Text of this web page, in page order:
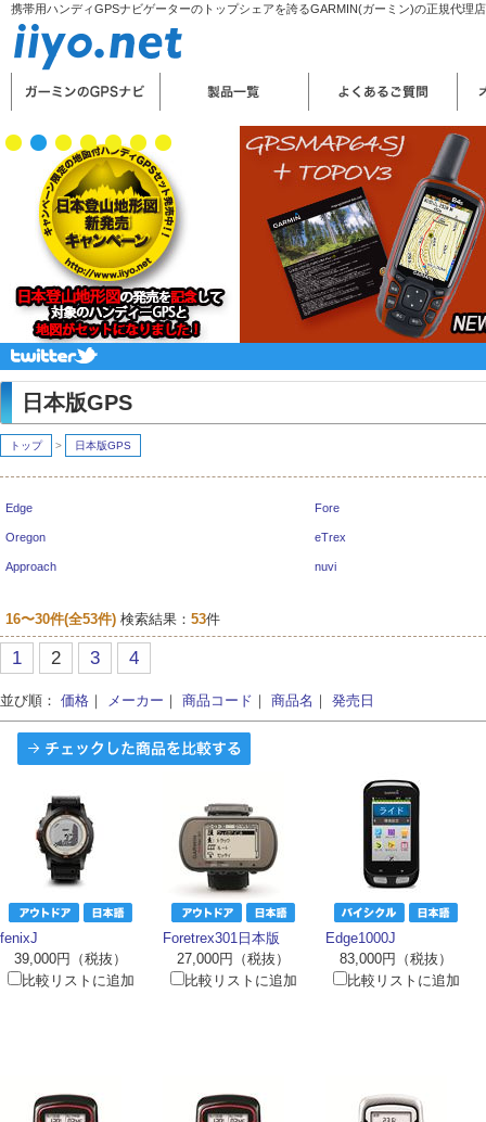
携帯用ハンディGPSナビゲーターのトップシェアを誇るGARMIN(ガーミン)の正規代理
日本版GPS
トップ > 日本版GPS
Edge Fore
Oregon eTrex
Approach nuvi
16〜30件(全53件) 検索結果： 53件
1 2 3 4
並び順： 価格 ｜ メーカー ｜ 商品コード ｜ 商品名 ｜ 発売日
fenixJ
39,000円（税抜）
比較リストに追加
Foretrex301日本版
27,000円（税抜）
比較リストに追加
Edge1000J
83,000円（税抜）
比較リストに追加